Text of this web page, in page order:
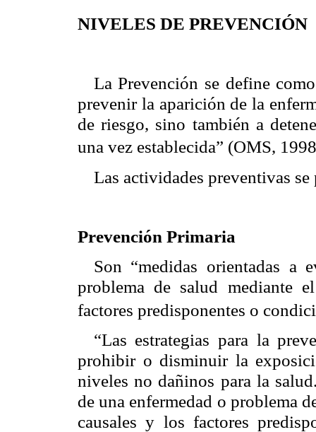
NIVELES DE PREVENCIÓN
La Prevención se define
prevenir la aparición de la
de riesgo, sino también a
una vez establecida” (OMS,
Las actividades preventivas
Prevención Primaria
Son “medidas orientadas a
problema de salud mediante
factores predisponentes o
“Las estrategias para la
prohibir o disminuir la
niveles no dañinos para la
de una enfermedad o problema
causales y los factores